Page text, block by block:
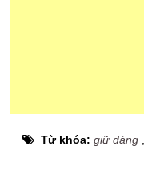
Từ khóa:giữ dáng